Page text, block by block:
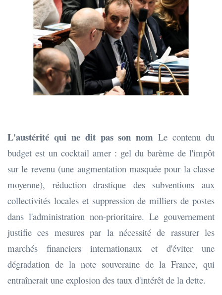
L'austérité qui ne dit pas son nom Le contenu du
budget est un cocktail amer : gel du barème de l'impôt
sur le revenu (une augmentation masquée pour la classe
moyenne), réduction drastique des subventions aux
collectivités locales et suppression de milliers de postes
dans l'administration non-prioritaire. Le gouvernement
justifie ces mesures par la nécessité de rassurer les
marchés financiers internationaux et d'éviter une
dégradation de la note souveraine de la France, qui
entraînerait une explosion des taux d'intérêt de la dette.